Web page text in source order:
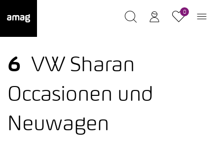
0
6
VW Sharan
Occasionen und
Neuwagen